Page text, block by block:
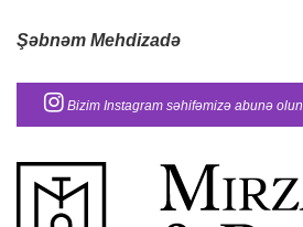
Şəbnəm Mehdizadə
Bizim Instagram səhifəmizə abunə olun